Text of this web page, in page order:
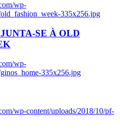
wp-
335x256.jpg
SE À OLD
wp-
335x256.jpg
wp-content/uploads/2018/10/pf-